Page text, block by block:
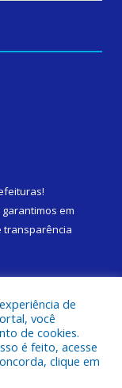
!
em
transparência
de Cametá.
de
você
de cookies.
é feito, acesse
clique em